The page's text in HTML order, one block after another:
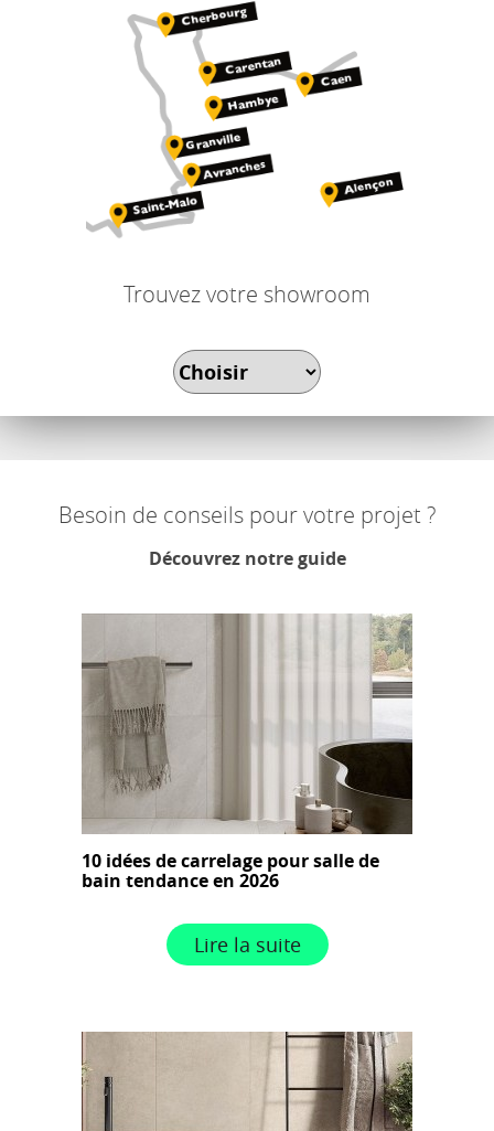
Trouvez votre showroom
Besoin de conseils pour votre projet ?
Découvrez notre guide
10 idées de carrelage pour salle de
bain tendance en 2026
Lire la suite